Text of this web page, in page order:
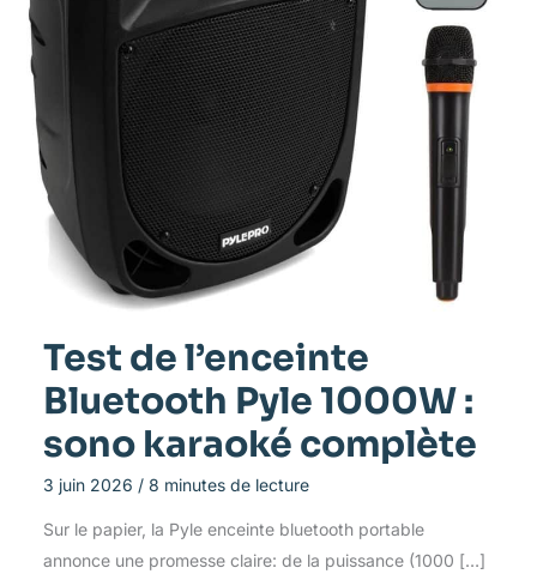
Test de l’enceinte
Bluetooth Pyle 1000W :
sono karaoké complète
3 juin 2026 / 8 minutes de lecture
Sur le papier, la Pyle enceinte bluetooth portable
annonce une promesse claire: de la puissance (1000 […]